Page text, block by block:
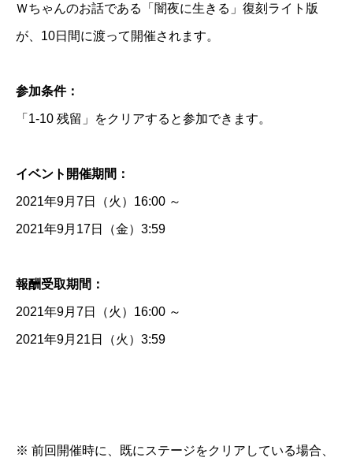
Ｗちゃんのお話である「闇夜に生きる」復刻ライト版
が、10日間に渡って開催されます。
参加条件：
「1-10 残留」をクリアすると参加できます。
イベント開催期間：
2021年9月7日（火）16:00 ～
2021年9月17日（金）3:59
報酬受取期間：
2021年9月7日（火）16:00 ～
2021年9月21日（火）3:59
※ 前回開催時に、既にステージをクリアしている場合、